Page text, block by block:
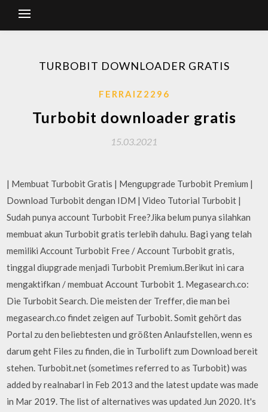
TURBOBIT DOWNLOADER GRATIS
FERRAIZ2296
Turbobit downloader gratis
15.03.2021
| Membuat Turbobit Gratis | Mengupgrade Turbobit Premium |
Download Turbobit dengan IDM | Video Tutorial Turbobit |
Sudah punya account Turbobit Free?Jika belum punya silahkan
membuat akun Turbobit gratis terlebih dahulu. Bagi yang telah
memiliki Account Turbobit Free / Account Turbobit gratis,
tinggal diupgrade menjadi Turbobit Premium.Berikut ini cara
mengaktifkan / membuat Account Turbobit 1. Megasearch.co:
Die Turbobit Search. Die meisten der Treffer, die man bei
megasearch.co findet zeigen auf Turbobit. Somit gehört das
Portal zu den beliebtesten und größten Anlaufstellen, wenn es
darum geht Files zu finden, die in Turbolift zum Download bereit
stehen. Turbobit.net (sometimes referred to as Turbobit) was
added by realnabarl in Feb 2013 and the latest update was made
in Mar 2019. The list of alternatives was updated Jun 2020. It's